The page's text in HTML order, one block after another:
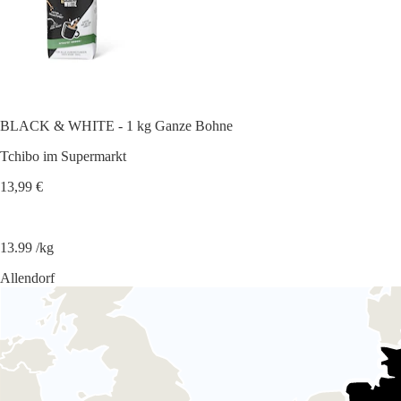
BLACK & WHITE - 1 kg Ganze Bohne
Tchibo im Supermarkt
13,99 €
13.99 /kg
Allendorf